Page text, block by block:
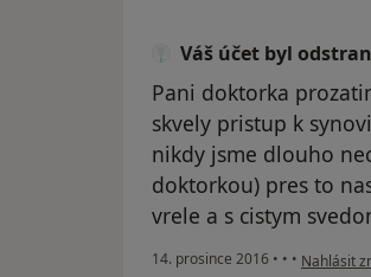
Váš účet byl
Pani doktorka
skvely pristup k
nikdy jsme dlouho
doktorkou) pres to
vrele a s cistym
14. prosince 2016 • • • podle
Nahlásit